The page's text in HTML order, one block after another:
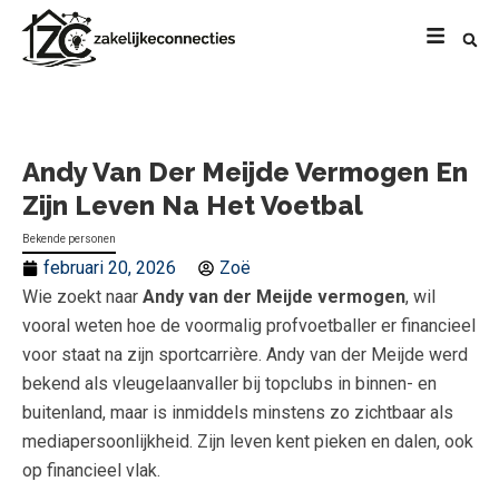
Andy Van Der Meijde Vermogen En
Zijn Leven Na Het Voetbal
Bekende personen
februari 20, 2026
Zoë
Wie zoekt naar Andy van der Meijde vermogen, wil
vooral weten hoe de voormalig profvoetballer er financieel
voor staat na zijn sportcarrière. Andy van der Meijde werd
bekend als vleugelaanvaller bij topclubs in binnen- en
buitenland, maar is inmiddels minstens zo zichtbaar als
mediapersoonlijkheid. Zijn leven kent pieken en dalen, ook
op financieel vlak.